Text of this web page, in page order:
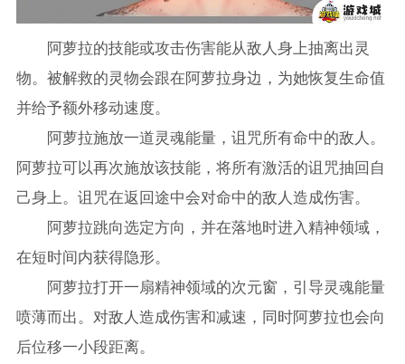
阿萝拉的技能或攻击伤害能从敌人身上抽离出灵
物。被解救的灵物会跟在阿萝拉身边，为她恢复生命值
并给予额外移动速度。
阿萝拉施放一道灵魂能量，诅咒所有命中的敌人。
阿萝拉可以再次施放该技能，将所有激活的诅咒抽回自
己身上。诅咒在返回途中会对命中的敌人造成伤害。
阿萝拉跳向选定方向，并在落地时进入精神领域，
在短时间内获得隐形。
阿萝拉打开一扇精神领域的次元窗，引导灵魂能量
喷薄而出。对敌人造成伤害和减速，同时阿萝拉也会向
后位移一小段距离。